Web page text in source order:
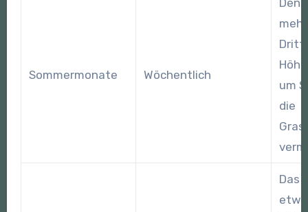
Sommermonate Wöchentlich
um
die
Das